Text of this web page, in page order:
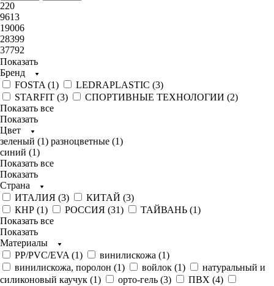
220
9613
19006
28399
37792
Показать
Бренд
FOSTA (1) LEDRAPLASTIC (3)
STARFIT (3) СПОРТИВНЫЕ ТЕХНОЛОГИИ (2)
Показать все
Показать
Цвет
зеленый (1) разноцветные (1)
синий (1)
Показать все
Показать
Страна
ИТАЛИЯ (3) КИТАЙ (3)
КНР (1) РОССИЯ (31) ТАЙВАНЬ (1)
Показать все
Показать
Материалы
PP/PVC/EVA (1) винилискожа (1)
винилискожа, поролон (1) войлок (1)
натуральный и
силиконовый каучук (1) орто-гель (3) ПВХ (4)